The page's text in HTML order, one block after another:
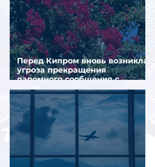
Перед Кипром вновь возникла
угроза прекращения
паромного сообщения с
Грецией